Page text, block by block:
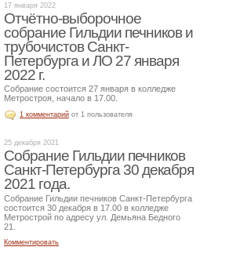
17 января 2022
Отчётно-выборочное
собрание Гильдии печников и
трубочистов Санкт-
Петербурга и ЛО 27 января
2022 г.
Собрание состоится 27 января в колледже
Метростроя, начало в 17.00.
1 комментарий от 1 пользователя
25 декабря 2021
Собрание Гильдии печников
Санкт-Петербурга 30 декабря
2021 года.
Собрание Гильдии печников Санкт-Петербурга
состоится 30 декабря в 17.00 в колледже
Метрострой по адресу ул. Демьяна Бедного
21.
Комментировать